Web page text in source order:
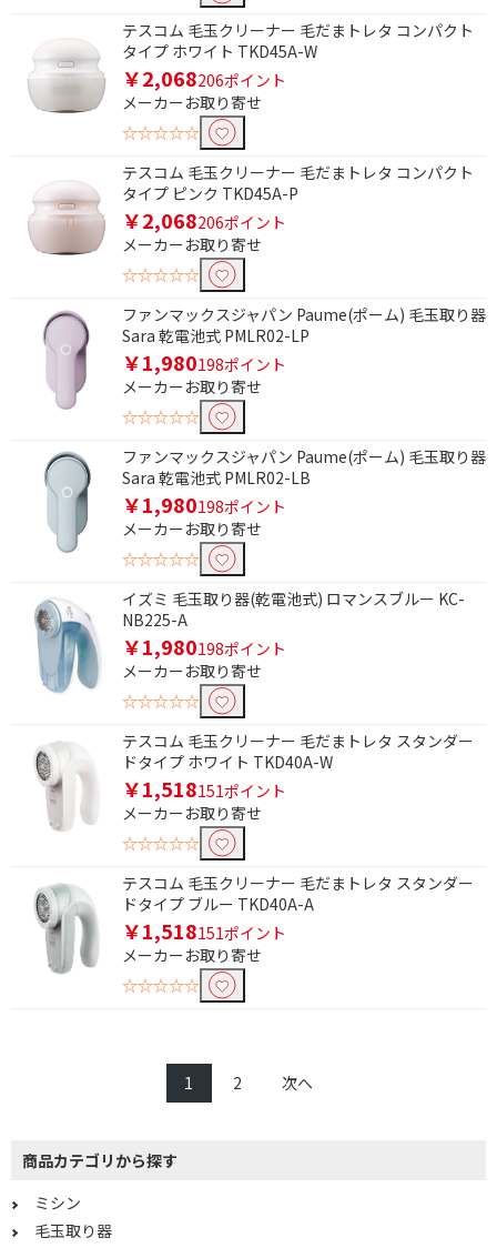
テスコム 毛玉クリーナー 毛だまトレタ コンパクト
タイプ ホワイト TKD45A-W
￥2,068206ポイント
メーカーお取り寄せ
☆☆☆☆☆
テスコム 毛玉クリーナー 毛だまトレタ コンパクト
タイプ ピンク TKD45A-P
￥2,068206ポイント
メーカーお取り寄せ
☆☆☆☆☆
ファンマックスジャパン Paume(ポーム) 毛玉取り器
Sara 乾電池式 PMLR02-LP
￥1,980198ポイント
メーカーお取り寄せ
☆☆☆☆☆
ファンマックスジャパン Paume(ポーム) 毛玉取り器
Sara 乾電池式 PMLR02-LB
￥1,980198ポイント
メーカーお取り寄せ
☆☆☆☆☆
イズミ 毛玉取り器(乾電池式) ロマンスブルー KC-
NB225-A
￥1,980198ポイント
メーカーお取り寄せ
☆☆☆☆☆
テスコム 毛玉クリーナー 毛だまトレタ スタンダー
ドタイプ ホワイト TKD40A-W
￥1,518151ポイント
メーカーお取り寄せ
☆☆☆☆☆
テスコム 毛玉クリーナー 毛だまトレタ スタンダー
ドタイプ ブルー TKD40A-A
￥1,518151ポイント
メーカーお取り寄せ
☆☆☆☆☆
1 2 次へ
商品カテゴリから探す
ミシン
毛玉取り器